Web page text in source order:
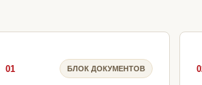
01 БЛОК ДОКУМЕНТОВ